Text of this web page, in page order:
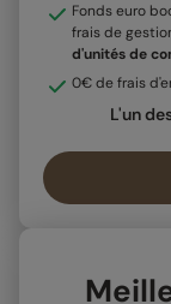
Fonds euro
frais de
d'unités de
0€ de frais
L'un